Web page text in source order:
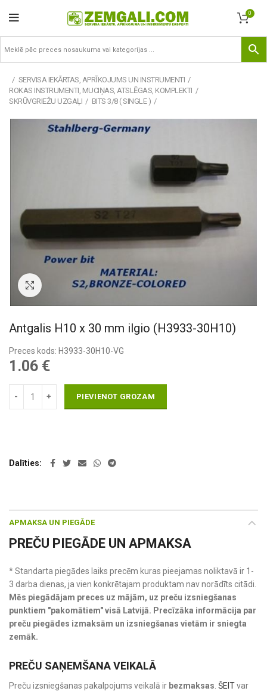
0
SERVISA IEKĀRTAS, APRĪKOJUMS UN INSTRUMENTI
ROKAS INSTRUMENTI, MUCIŅAS, ATSLĒGAS, KOMPLEKTI
SKRŪVGRIEŽU UZGAĻI
BITS 3/8 ( SINGLE )
Pietuvināt
Antgalis H10 x 30 mm ilgio (H3933-30H10)
Preces kods: H3933-30H10-VG
1.06 €
PIEVIENOT GROZAM
Dalīties
APMAKSA UN PIEGĀDE
PREČU PIEGĀDE UN APMAKSA
* Standarta piegādes laiks precēm kuras pieejamas noliktavā ir 1-
3 darba dienas, ja vien konkrētajam produktam nav norādīts citādi.
Mēs piegādājam preces uz mājām, uz preču izsniegšanas
punktiem "pakomātiem" visā Latvijā. Precīzāka informācija par
preču piegādes izmaksām un izsniegšanas vietām ir sniegta
zemāk.
PREČU SAŅEMŠANA VEIKALĀ
Preču izsniegšanas pakalpojums veikalā ir bezmaksas ŠEITvar